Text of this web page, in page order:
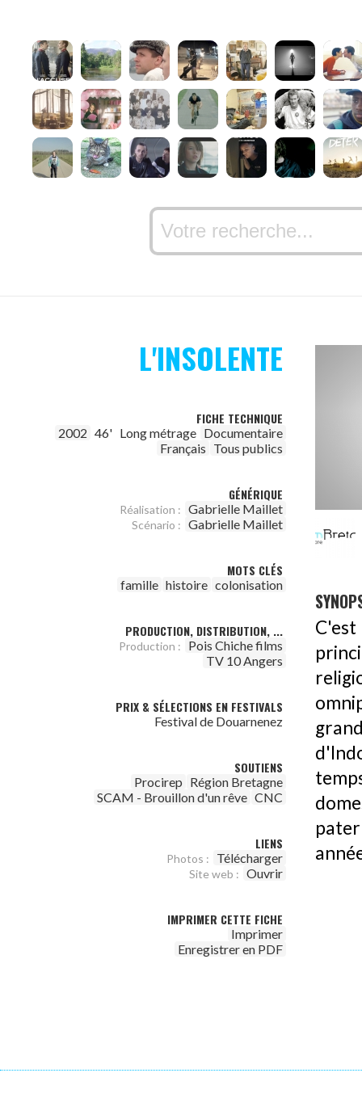
L'INSOLENTE
FICHE TECHNIQUE
2002 46' Long métrage Documentaire
Français Tous publics
GÉNÉRIQUE
Réalisation : Gabrielle Maillet
Scénario : Gabrielle Maillet
MOTS CLÉS
famille histoire colonisation
PRODUCTION, DISTRIBUTION, ...
Production :
Pois Chiche films
TV 10 Angers
PRIX & SÉLECTIONS EN FESTIVALS
Festival de Douarnenez
SOUTIENS
Procirep Région Bretagne
SCAM - Brouillon d'un rêve CNC
LIENS
Photos : Télécharger
Site web : Ouvrir
IMPRIMER CETTE FICHE
Imprimer
Enregistrer en PDF